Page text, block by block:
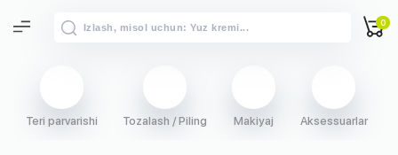
0
Teri parvarishi Tozalash / Piling Makiyaj Aksessuarlar